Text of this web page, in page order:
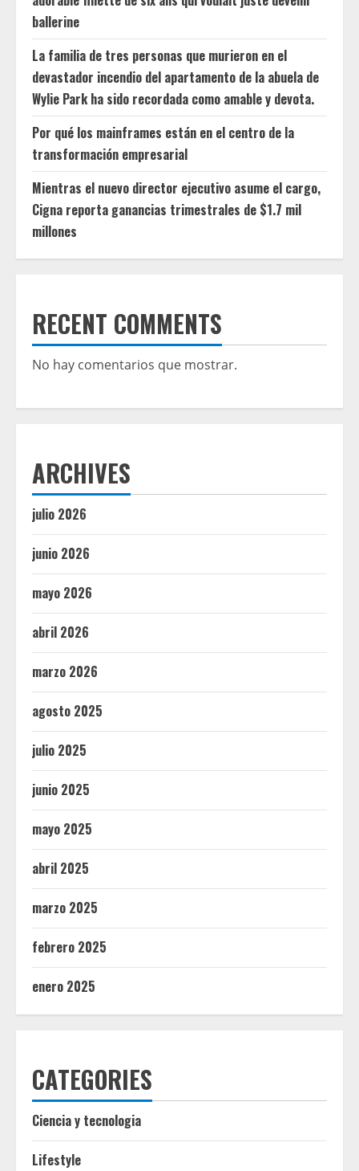
ballerine
La familia de tres personas que murieron en el
devastador incendio del apartamento de la abuela de
Wylie Park ha sido recordada como amable y devota.
Por qué los mainframes están en el centro de la
transformación empresarial
Mientras el nuevo director ejecutivo asume el cargo,
Cigna reporta ganancias trimestrales de $1.7 mil
millones
RECENT COMMENTS
No hay comentarios que mostrar.
ARCHIVES
julio 2026
junio 2026
mayo 2026
abril 2026
marzo 2026
agosto 2025
julio 2025
junio 2025
mayo 2025
abril 2025
marzo 2025
febrero 2025
enero 2025
CATEGORIES
Ciencia y tecnologia
Lifestyle